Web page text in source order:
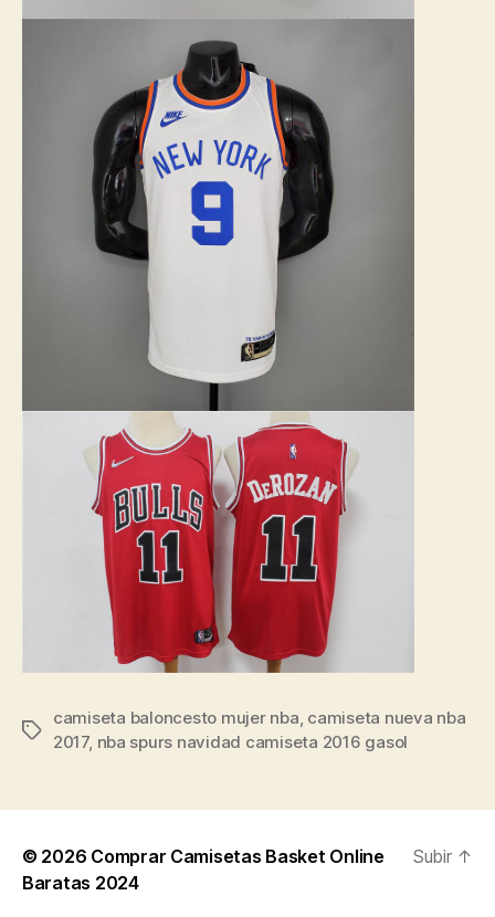
Etiquetas
camiseta baloncesto mujer nba camiseta nueva nba
2017, nba spurs navidad camiseta 2016 gasol
© 2026 Comprar Camisetas Basket Online
Baratas 2024
Subir ↑